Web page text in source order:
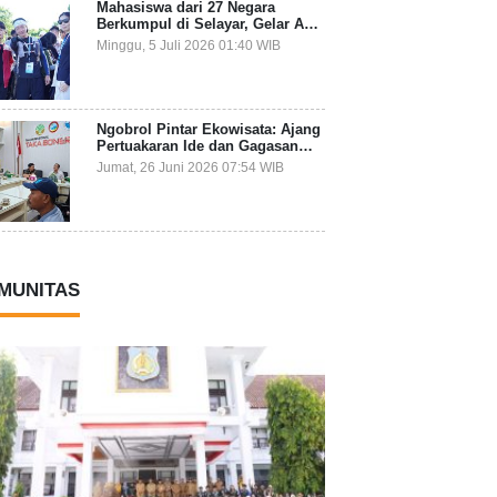
Mahasiswa dari 27 Negara
Berkumpul di Selayar, Gelar Aksi
Lingkungan dan Dalami Kearifan
Lokal Bumi Tanadoang
Minggu, 5 Juli 2026 01:40 WIB
Ngobrol Pintar Ekowisata: Ajang
Pertuakaran Ide dan Gagasan
Lintas Sektor
Jumat, 26 Juni 2026 07:54 WIB